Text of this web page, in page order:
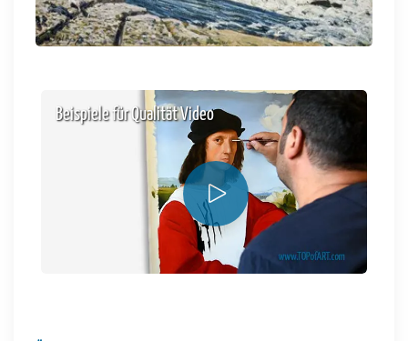
Beispiele für Qualität Video